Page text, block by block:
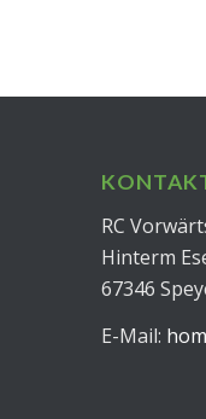
RC
Hinterm
67346
E-Mail: